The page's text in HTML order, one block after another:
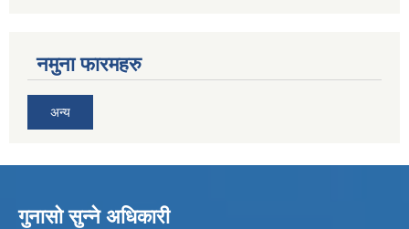
नमुना फारमहरु
अन्य
गुनासो सुन्ने अधिकारी